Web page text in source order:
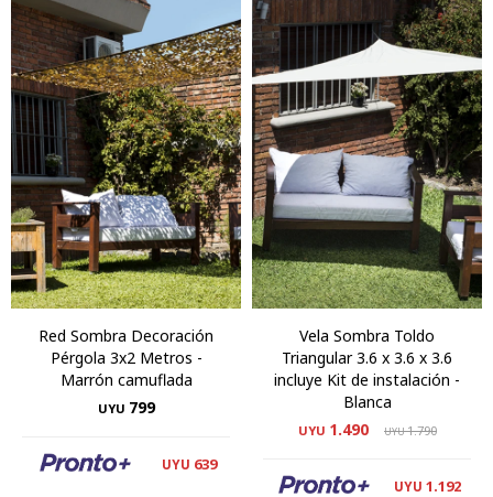
Red Sombra Decoración
Pérgola 3x2 Metros -
Marrón camuflada
UYU 799
UYU 639
Vela Sombra Toldo
Triangular 3.6 x 3.6 x 3.6
incluye Kit de instalación -
Blanca
UYU 1.490 UYU1.790
UYU 1.192